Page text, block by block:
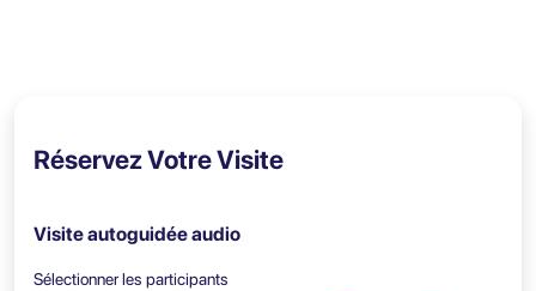
Réservez Votre Visite
Visite autoguidée audio
Sélectionner les participants